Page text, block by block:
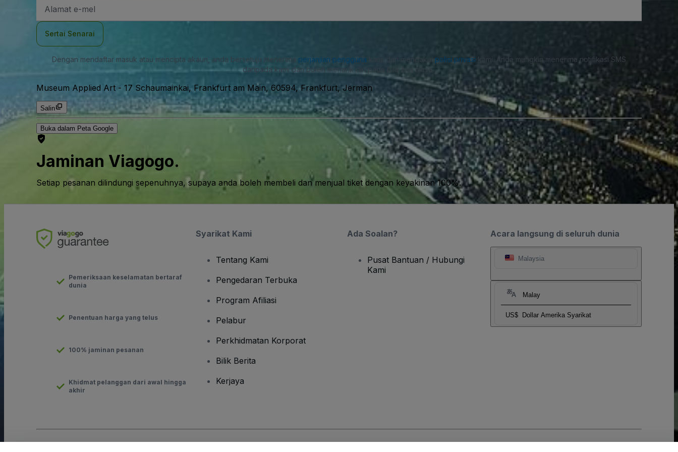
E-
Sertai Senarai
Dengan mendaftar masuk atau mencipta akaun, anda bersetuju menerima perjanjian pengguna kami dan mengakui polisi privasi kami. Anda mungkin menerima notifikasi SMS
daripada kami dan boleh menarik diri pada bila-bila masa.
Museum Applied Art - 17 Schaumainkai, Frankfurt am Main, 60594, Frankfurt, Jerman
Salin
Buka dalam Peta Google
Jaminan Viagogo.
Setiap pesanan dilindungi sepenuhnya, supaya anda boleh membeli dan menjual tiket dengan keyakinan 100%.
Acara langsung di seluruh dunia
Malaysia
Malay
US$ Dollar Amerika Syarikat
Pemeriksaan keselamatan bertaraf
dunia
Penentuan harga yang telus
100% jaminan pesanan
Khidmat pelanggan dari awal hingga
akhir
Syarikat Kami
Tentang Kami
Pengedaran Terbuka
Program Afiliasi
Pelabur
Perkhidmatan Korporat
Bilik Berita
Kerjaya
Ada Soalan?
Pusat Bantuan / Hubungi
Kami